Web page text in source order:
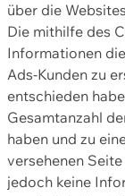
über die
Die mithilfe des
Informationen
Ads-Kunden zu
entschieden
Gesamtanzahl
haben und zu
versehenen
jedoch keine